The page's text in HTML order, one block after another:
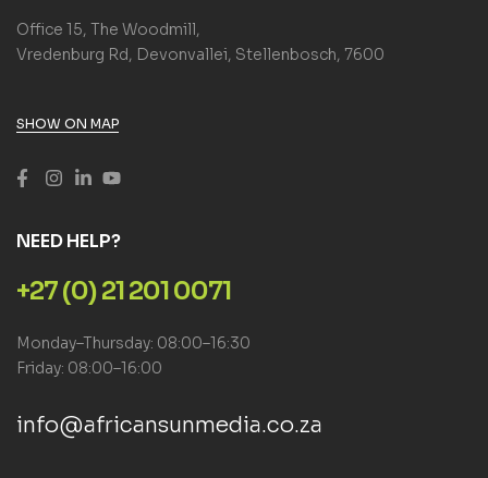
Office 15, The Woodmill,
Vredenburg Rd, Devonvallei, Stellenbosch, 7600
SHOW ON MAP
NEED HELP?
+27 (0) 21 201 0071
Monday–Thursday: 08:00–16:30
Friday: 08:00–16:00
info@africansunmedia.co.za